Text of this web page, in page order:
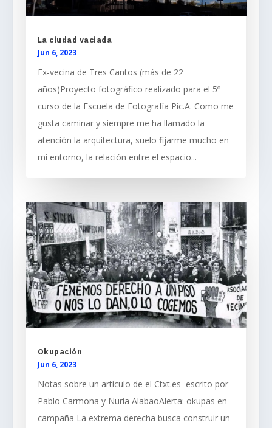
La ciudad vaciada
Jun 6, 2023
Ex-vecina de Tres Cantos (más de 22
años)Proyecto fotográfico realizado para el 5º
curso de la Escuela de Fotografía Pic.A. Como me
gusta caminar y siempre me ha llamado la
atención la arquitectura, suelo fijarme mucho en
mi entorno, la relación entre el espacio...
Okupación
Jun 6, 2023
Notas sobre un artículo de el Ctxt.es escrito por
Pablo Carmona y Nuria AlabaoAlerta: okupas en
campaña La extrema derecha busca construir un